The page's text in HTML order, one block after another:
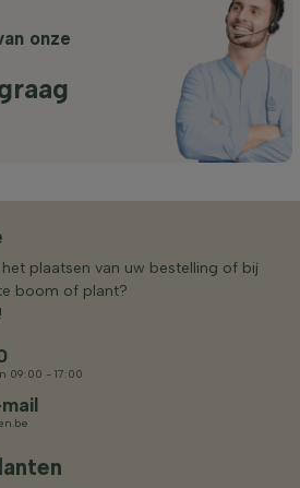
onze
plaatsen van uw bestelling of bij
boom of plant?
09:00 - 17:00